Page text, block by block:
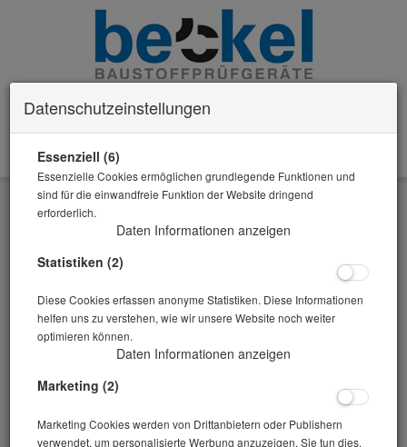
Zurück
Alle Artikel zeigen aus: Herstellen / Lagern von Zementmörtelprismen
Datenschutzeinstellungen
Essenziell (6)
Essenzielle Cookies ermöglichen grundlegende Funktionen und
sind für die einwandfreie Funktion der Website dringend
erforderlich.
Daten Informationen anzeigen
Statistiken (2)
Diese Cookies erfassen anonyme Statistiken. Diese Informationen
helfen uns zu verstehen, wie wir unsere Website noch weiter
optimieren können.
Daten Informationen anzeigen
Marketing (2)
Marketing Cookies werden von Drittanbietern oder Publishern
verwendet, um personalisierte Werbung anzuzeigen. Sie tun dies,